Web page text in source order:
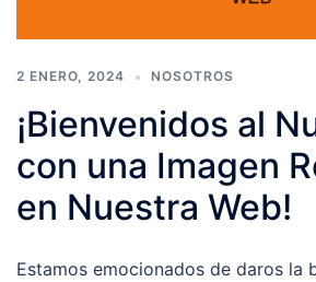
2 ENERO, 2024 NOSOTROS
¡Bienvenidos al
con una Imagen
en Nuestra Web!
Estamos emocionados de daros la